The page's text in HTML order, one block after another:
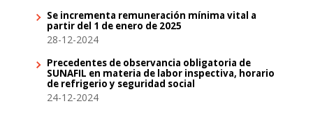
Se incrementa remuneración mínima vital a
partir del 1 de enero de 2025
28-12-2024
Precedentes de observancia obligatoria de
SUNAFIL en materia de labor inspectiva, horario
de refrigerio y seguridad social
24-12-2024